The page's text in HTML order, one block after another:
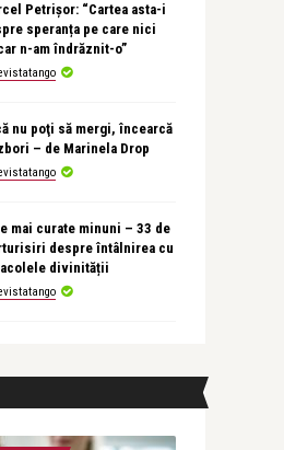
Petrișor: “Cartea asta-i
speranța pe care nici
n-am îndrăznit-o”
nu poţi să mergi, încearcă
– de Marinela Drop
mai curate minuni – 33 de
despre întâlnirea cu
divinității